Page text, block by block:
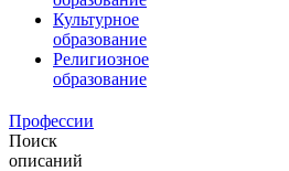
Культурное
образование
Религиозное
образование
Профессии
Поиск
описаний